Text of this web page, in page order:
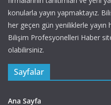
konularla yayın yapmaktayız.
her geçen gün yeniliklerle
Bilişim Profesyonelleri Haber
olabilirsiniz.
Sayfalar
Ana Sayfa